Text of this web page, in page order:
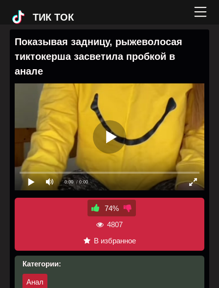
ТИК ТОК
Показывая задницу, рыжеволосая
тиктокерша засветила пробкой в
анале
0:00 / 0:00
74%
4807
В избранное
Категории:
Анал